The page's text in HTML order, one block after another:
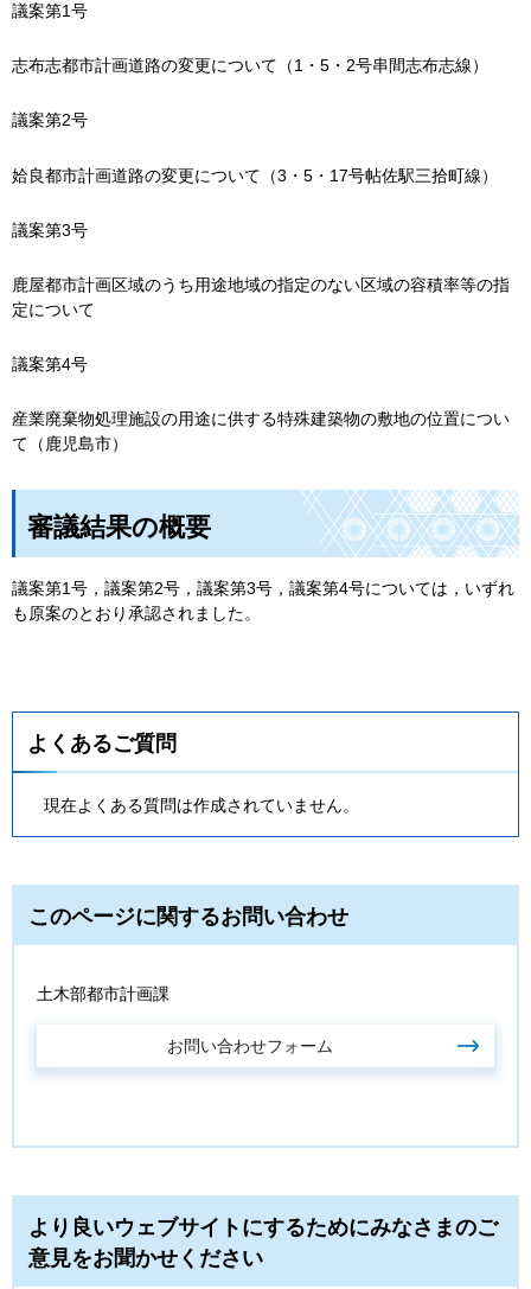
議案第1号
志布志都市計画道路の変更について（1・5・2号串間志布志線）
議案第2号
姶良都市計画道路の変更について（3・5・17号帖佐駅三拾町線）
議案第3号
鹿屋都市計画区域のうち用途地域の指定のない区域の容積率等の指
定について
議案第4号
産業廃棄物処理施設の用途に供する特殊建築物の敷地の位置につい
て（鹿児島市）
審議結果の概要
議案第1号，議案第2号，議案第3号，議案第4号については，いずれ
も原案のとおり承認されました。
よくあるご質問
現在よくある質問は作成されていません。
このページに関するお問い合わせ
土木部都市計画課
より良いウェブサイトにするためにみなさまのご
意見をお聞かせください